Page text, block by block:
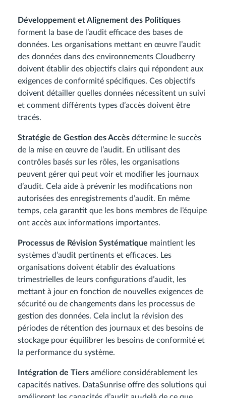
Développement et Alignement des Politiques
forment la base de l’audit efficace des bases de
données. Les organisations mettant en œuvre l’audit
des données dans des environnements Cloudberry
doivent établir des objectifs clairs qui répondent aux
exigences de conformité spécifiques. Ces objectifs
doivent détailler quelles données nécessitent un suivi
et comment différents types d’accès doivent être
tracés.
Stratégie de Gestion des Accès détermine le succès
de la mise en œuvre de l’audit. En utilisant des
contrôles basés sur les rôles, les organisations
peuvent gérer qui peut voir et modifier les journaux
d’audit. Cela aide à prévenir les modifications non
autorisées des enregistrements d’audit. En même
temps, cela garantit que les bons membres de l’équipe
ont accès aux informations importantes.
Processus de Révision Systématique maintient les
systèmes d’audit pertinents et efficaces. Les
organisations doivent établir des évaluations
trimestrielles de leurs configurations d’audit, les
mettant à jour en fonction de nouvelles exigences de
sécurité ou de changements dans les processus de
gestion des données. Cela inclut la révision des
périodes de rétention des journaux et des besoins de
stockage pour équilibrer les besoins de conformité et
la performance du système.
Intégration de Tiers améliore considérablement les
capacités natives. DataSunrise offre des solutions qui